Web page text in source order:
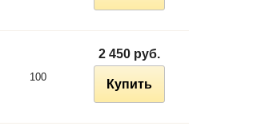
100
2 450 руб.
Купить